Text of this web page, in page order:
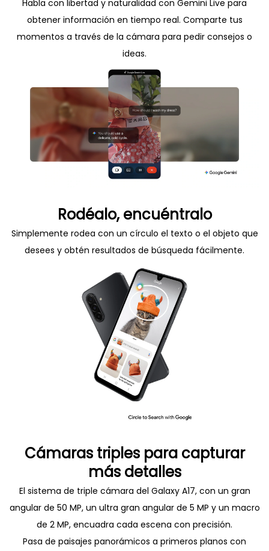
Habla con libertad y naturalidad con Gemini Live para
obtener información en tiempo real. Comparte tus
momentos a través de la cámara para pedir consejos o
ideas.
Rodéalo, encuéntralo
Simplemente rodea con un círculo el texto o el objeto que
desees y obtén resultados de búsqueda fácilmente.
Cámaras triples para capturar
más detalles
El sistema de triple cámara del Galaxy A17, con un gran
angular de 50 MP, un ultra gran angular de 5 MP y un macro
de 2 MP, encuadra cada escena con precisión.
Pasa de paisajes panorámicos a primeros planos con